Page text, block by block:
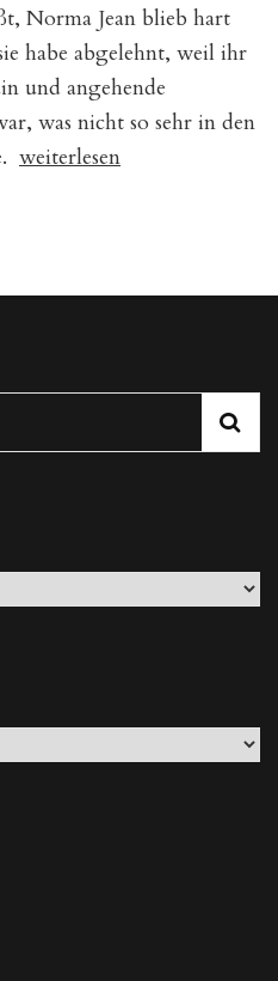
Norma Jean blieb hart
habe abgelehnt, weil ihr
und angehende
was nicht so sehr in den
„Tarot
Liebe“
weiterlesen